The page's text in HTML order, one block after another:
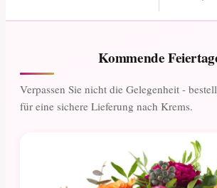
Kommende
Verpassen Sie nicht die Gelegenheit -
für eine sichere Lieferung nach Krems.